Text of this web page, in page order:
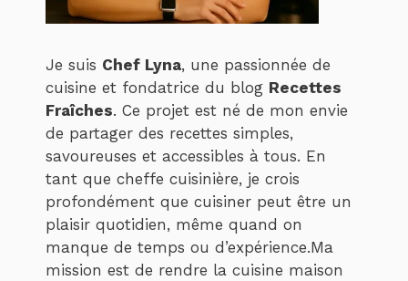
Je suis Chef Lyna, une passionnée de
cuisine et fondatrice du blog Recettes
Fraîches. Ce projet est né de mon envie
de partager des recettes simples,
savoureuses et accessibles à tous. En
tant que cheffe cuisinière, je crois
profondément que cuisiner peut être un
plaisir quotidien, même quand on
manque de temps ou d’expérience.Ma
mission est de rendre la cuisine maison